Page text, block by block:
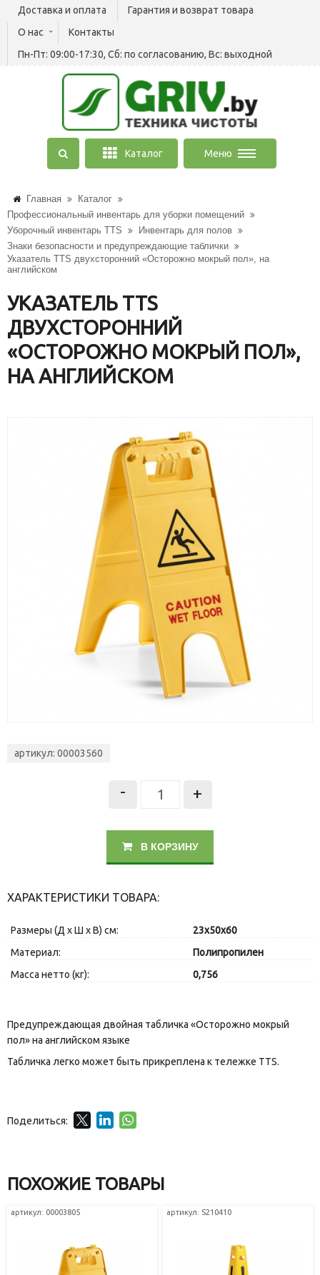
Доставка и оплата
Гарантия и возврат товара
О нас
Контакты
Пн-Пт: 09:00-17:30, Сб: по согласованию, Вс: выходной
Каталог Меню
Главная
Каталог
Профессиональный инвентарь для уборки помещений
Уборочный инвентарь TTS
Инвентарь для полов
Знаки безопасности и предупреждающие таблички
Указатель TTS двухсторонний «Осторожно мокрый пол», на
английском
УКАЗАТЕЛЬ TTS
ДВУХСТОРОННИЙ
«ОСТОРОЖНО МОКРЫЙ ПОЛ»,
НА АНГЛИЙСКОМ
артикул: 00003560
- +
В КОРЗИНУ
ХАРАКТЕРИСТИКИ ТОВАРА:
Размеры (Д х Ш х В) см:
23x50x60
Материал:
Полипропилен
Масса нетто (кг):
0,756
Предупреждающая двойная табличка «Осторожно мокрый
пол» на английском языке
Табличка легко может быть прикреплена к тележке TTS.
Поделиться:
ПОХОЖИЕ ТОВАРЫ
артикул: 00003805 артикул: S210410